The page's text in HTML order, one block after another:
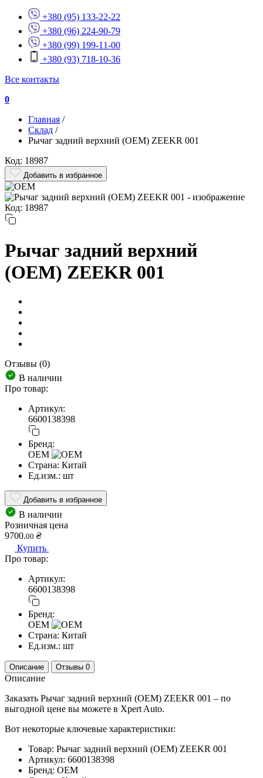
+380 (95) 133-22-22
+380 (96) 224-90-79
+380 (99) 199-11-00
+380 (93) 718-10-36
Все контакты
0
Главная /
Склад /
Рычаг задний верхний (OEM) ZEEKR 001
Код: 18987
Добавить в избранное
Код: 18987
Рычаг задний верхний
(OEM) ZEEKR 001
Отзывы (0)
В наличии
Про товар:
Артикул:
6600138398
Бренд:
OEM
Страна: Китай
Ед.изм.: шт
Добавить в избранное
В наличии
Розничная цена
9700.00 ₴
Купить
Про товар:
Артикул:
6600138398
Бренд:
OEM
Страна: Китай
Ед.изм.: шт
Описание Отзывы 0
Описание
Заказать Рычаг задний верхний (OEM) ZEEKR 001 – по
выгодной цене вы можете в Xpert Auto.
Вот некоторые ключевые характеристики:
Товар: Рычаг задний верхний (OEM) ZEEKR 001
Артикул: 6600138398
Бренд: OEM